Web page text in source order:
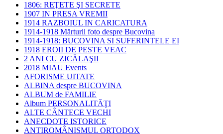
1806: REŢETE ŞI SECRETE
1907 IN PRESA VREMII
1914 RAZBOIUL IN CARICATURA
1914-1918 Mărturii foto despre Bucovina
1914-1918: BUCOVINA SI SUFERINTELE EI
1918 EROII DE PESTE VEAC
2 ANI CU ZICĂLAŞII
2018 MIAU Events
AFORISME UITATE
ALBINA despre BUCOVINA
ALBUM de FAMILIE
Album PERSONALITĂŢI
ALTE CÂNTECE VECHI
ANECDOTE ISTORICE
ANTIROMÂNISMUL ORTODOX